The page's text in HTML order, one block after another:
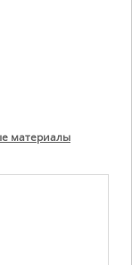
материалы